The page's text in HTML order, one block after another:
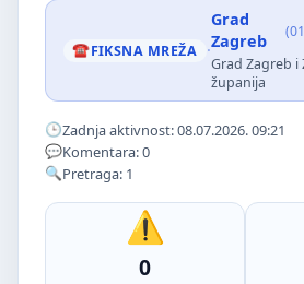
FIKSNA MREŽA ·
Grad
Zagreb
Grad Zagreb i
županija
Zadnja aktivnost: 08.07.2026. 09:21
Komentara: 0
Pretraga: 1
0